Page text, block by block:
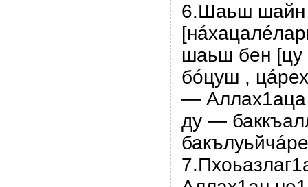
6.Шаьш шайн
шаьш бен [цу
бóцуш ,
—
ду —